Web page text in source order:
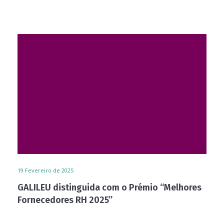
19 Fevereiro de 2025
GALILEU distinguida com o Prémio “Melhores
Fornecedores RH 2025”